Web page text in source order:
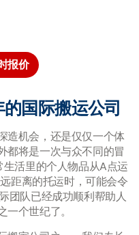
报价
国际搬运公司
造机会，还是仅仅一个体
都将是一次与众不同的冒
活里的个人物品从A点运
距离的托运时，可能会令
团队已经成功顺利帮助人
个世纪了。